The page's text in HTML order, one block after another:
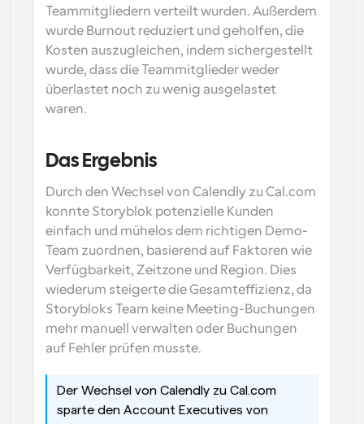
Teammitgliedern verteilt wurden. Außerdem
wurde Burnout reduziert und geholfen, die
Kosten auszugleichen, indem sichergestellt
wurde, dass die Teammitglieder weder
überlastet noch zu wenig ausgelastet
waren.
Das Ergebnis
Durch den Wechsel von Calendly zu Cal.com
konnte Storyblok potenzielle Kunden
einfach und mühelos dem richtigen Demo-
Team zuordnen, basierend auf Faktoren wie
Verfügbarkeit, Zeitzone und Region. Dies
wiederum steigerte die Gesamteffizienz, da
Storybloks Team keine Meeting-Buchungen
mehr manuell verwalten oder Buchungen
auf Fehler prüfen musste.
Der Wechsel von Calendly zu Cal.com
sparte den Account Executives von